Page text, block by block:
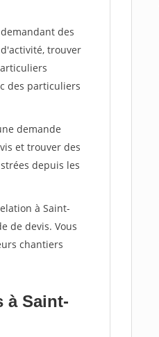
des
trouver
des particuliers
demande
et trouver des
depuis les
à Saint-
de devis. Vous
chantiers
à Saint-